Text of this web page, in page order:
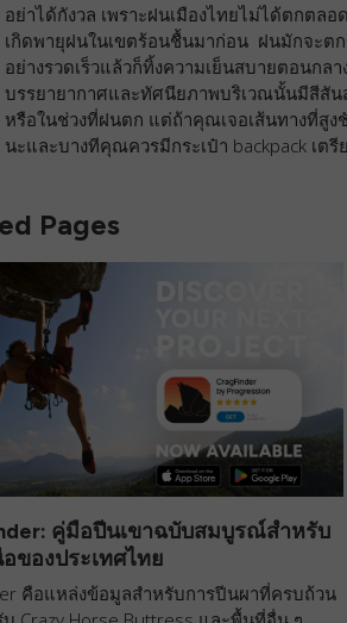
อย่าได้กังวล เพราะฝนเมืองไทยไม่ได้ตกตล
เกิดพายุฝนในเขตร้อนชื้นมาก่อน ฝนมักจะตก
อย่างรวดเร็วแล้วก็ทิ้งความเย็นสบายตอนกล
บรรยายากาศและทัศนียภาพบริเวณนั้นมีสีสั
หรือในช่วงที่ฝนตก แต่ถ้าคุณเจอเส้นทางที่สู
นะและบางทีคุณควรมีกระเป๋า backpack เต
Pages
คู่มือปีนเขาฉบับสมบูรณ์สำหรับ
ของประเทศไทย
คือแหล่งข้อมูลสำหรับการปีนผาที่ครบถ้วน